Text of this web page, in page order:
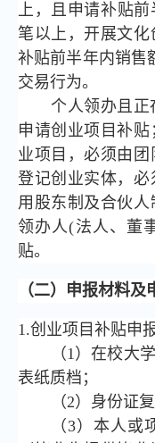
上，且申请补贴
笔以上，开展文
补贴前半年内销售
交易行为。
个人领办且正
申请创业项目补
业项目，必须由
登记创业实体，
用股东制及合伙
领办人(法人、董
贴。
（二）申报材料及
1.创业项目补贴申
（1）在校大
表纸质档；
（2）身份证
（3）本人